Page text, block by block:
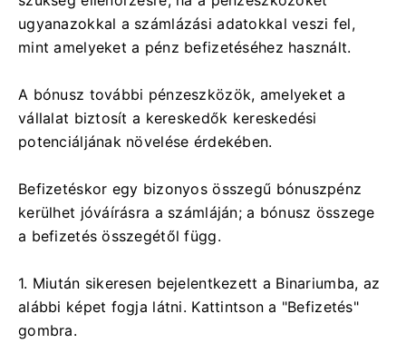
ugyanazokkal a számlázási adatokkal veszi fel,
mint amelyeket a pénz befizetéséhez használt.
A bónusz további pénzeszközök, amelyeket a
vállalat biztosít a kereskedők kereskedési
potenciáljának növelése érdekében.
Befizetéskor egy bizonyos összegű bónuszpénz
kerülhet jóváírásra a számláján; a bónusz összege
a befizetés összegétől függ.
1. Miután sikeresen bejelentkezett a Binariumba, az
alábbi képet fogja látni. Kattintson a "Befizetés"
gombra.